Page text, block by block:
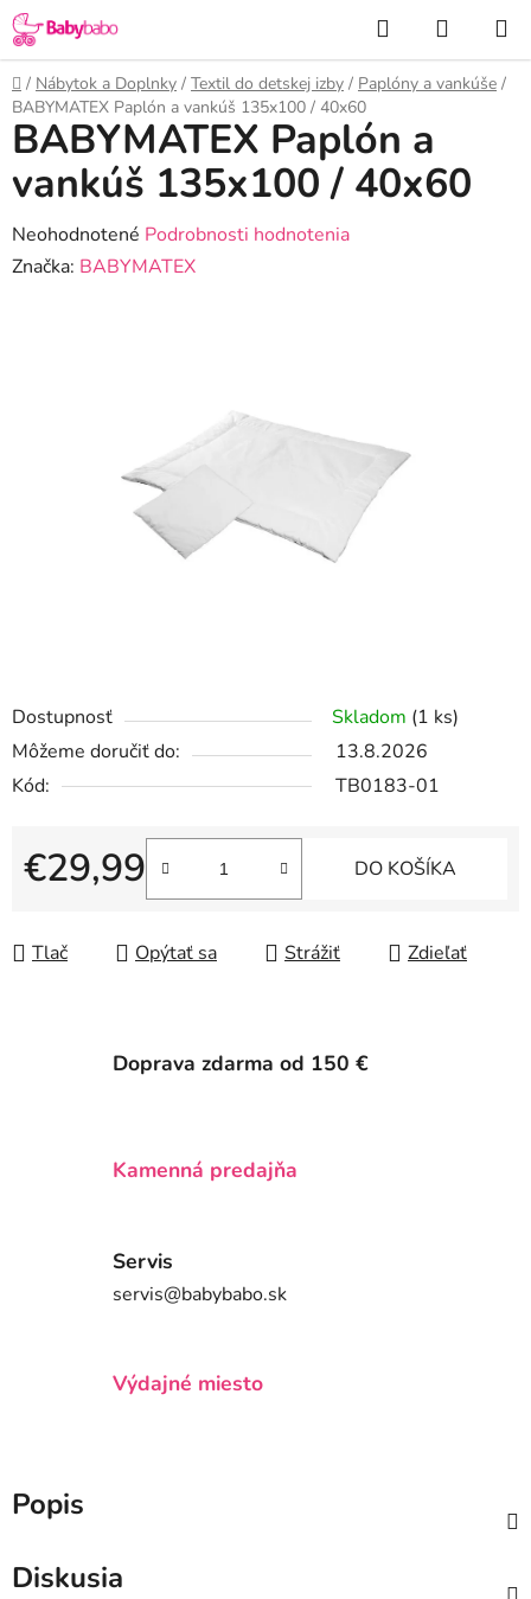
Prejsť
na
obsah
Hľadať
KOŠÍK
Domov
/ Nábytok a Doplnky / Textil do detskej izby / Paplóny a vankúše /
BABYMATEX Paplón a vankúš 135x100 / 40x60
Dostupnosť Skladom (1 ks)
Môžeme doručiť do:
13.8.2026
Kód:
TB0183-01
€29,99
Jednotková cena:
DO KOŠÍKA
Tlač Opýtať sa Strážiť Zdieľať
BABYMATEX Paplón a
vankúš 135x100 / 40x60
Priemerné
hodnotenie
Neohodnotené Podrobnosti hodnotenia
Značka: BABYMATEX
Doprava zdarma od 150 €
Kamenná predajňa
Servis
servis@babybabo.sk
Výdajné miesto
Popis
Diskusia